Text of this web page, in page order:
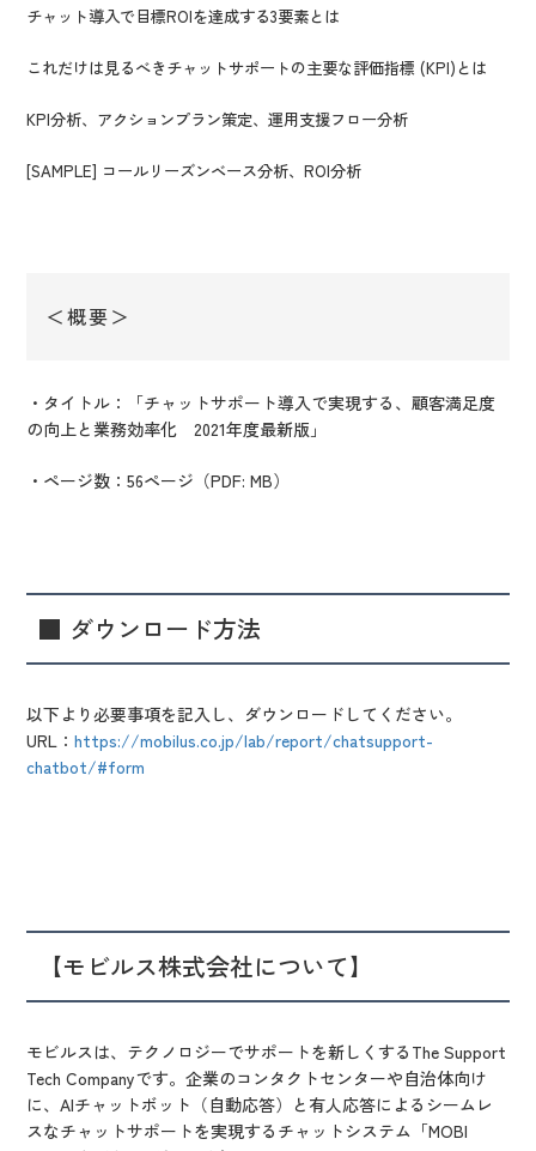
チャット導入で目標ROIを達成する3要素とは
これだけは見るべきチャットサポートの主要な評価指標 (KPI)とは
KPI分析、アクションプラン策定、運用支援フロー分析
[SAMPLE] コールリーズンベース分析、ROI分析
＜概要＞
・タイトル：「チャットサポート導入で実現する、顧客満足度
の向上と業務効率化 2021年度最新版」
・ページ数：56ページ（PDF: MB）
■ ダウンロード方法
以下より必要事項を記入し、ダウンロードしてください。
URL ：https://mobilus.co.jp/lab/report/chatsupport-
chatbot/#form
【モビルス株式会社について】
モビルスは、テクノロジーでサポートを新しくするThe Support
Tech Companyです。企業のコンタクトセンターや自治体向け
に、AIチャットボット（自動応答）と有人応答によるシームレ
スなチャットサポートを実現するチャットシステム「MOBI